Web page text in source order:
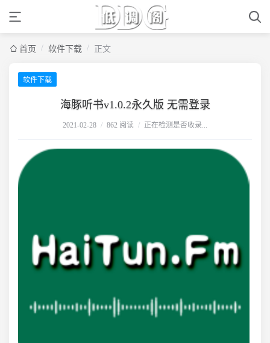
首页 / 软件下载 / 正文
软件下载
海豚听书v1.0.2永久版 无需登录
2021-02-28 / 862 阅读 / 正在检测是否收录...